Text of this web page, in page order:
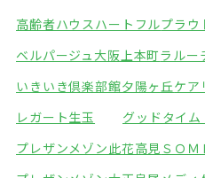
高齢者ハウスハートフルプラウ
ベルパージュ大阪上本町ラルー
いきいき倶楽部館夕陽ヶ丘ケア
レガート生玉
グッドタイ
プレザンメゾン此花高見 ＳＯ